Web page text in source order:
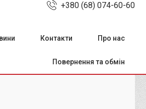
+380 (68) 074-60-60
Контакти Про нас
Повернення та обмін